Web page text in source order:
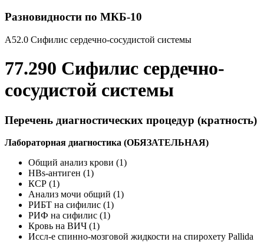
Разновидности по МКБ-10
A52.0 Сифилис сердечно-сосудистой системы
77.290 Сифилис сердечно-
сосудистой системы
Перечень диагностических процедур (кратность)
Лабораторная диагностика (ОБЯЗАТЕЛЬНАЯ)
Общий анализ крови (1)
HBs-антиген (1)
КСР (1)
Анализ мочи общий (1)
РИБТ на сифилис (1)
РИФ на сифилис (1)
Кровь на ВИЧ (1)
Иссл-е спинно-мозговой жидкости на спирохету Pallida